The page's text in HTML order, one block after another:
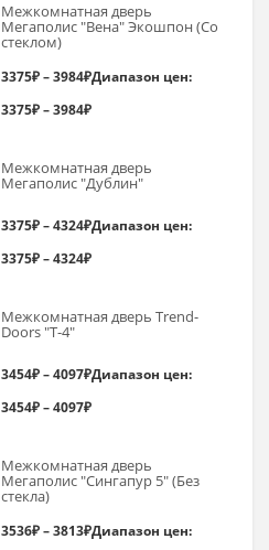
Межкомнатная дверь
Мегаполис "Вена" Экошпон (Со
стеклом)
3375₽–3984₽Диапазон цен:
3375₽ – 3984₽
Межкомнатная дверь
Мегаполис "Дублин"
3375₽–4324₽Диапазон цен:
3375₽ – 4324₽
Межкомнатная дверь Trend-
Doоrs "Т-4"
3454₽–4097₽Диапазон цен:
3454₽ – 4097₽
Межкомнатная дверь
Мегаполис "Сингапур 5" (Без
стекла)
3536₽–3813₽Диапазон цен: